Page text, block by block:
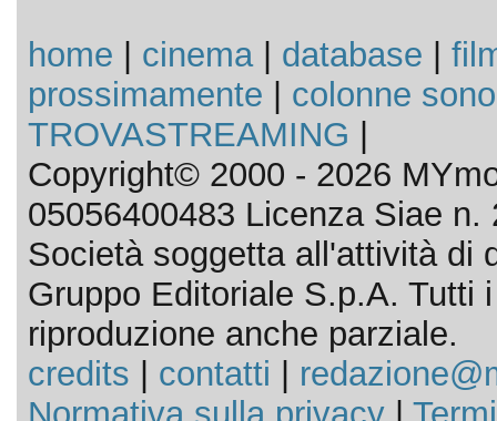
home cinema| database
prossimamente
colonne
TROVASTREAMING
Copyright© 2000 - 2026
05056400483 Licenza Siae n.
Società soggetta all'attività di
Gruppo Editoriale S.p.A. Tutti
riproduzione anche parziale.
credits
contatti